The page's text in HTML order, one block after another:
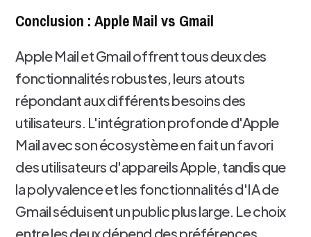
Conclusion : Apple Mail vs Gmail
Apple Mail et Gmail offrent tous deux des
fonctionnalités robustes, leurs atouts
répondant aux différents besoins des
utilisateurs. L'intégration profonde d'Apple
Mail avec son écosystème en fait un favori
des utilisateurs d'appareils Apple, tandis que
la polyvalence et les fonctionnalités d'IA de
Gmail séduisent un public plus large. Le choix
entre les deux dépend des préférences